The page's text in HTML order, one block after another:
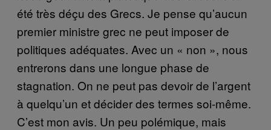
été très déçu des Grecs. Je pense qu’aucun
premier ministre grec ne peut imposer de
politiques adéquates. Avec un « non », nous
entrerons dans une longue phase de
stagnation. On ne peut pas devoir de l’argent
à quelqu’un et décider des termes soi-même.
C’est mon avis. Un peu polémique, mais